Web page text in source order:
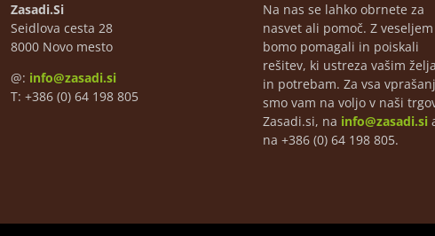
Zasadi.Si
Seidlova cesta 28
8000 Novo mesto
@: info@zasadi.si
T: +386 (0) 64 198 805
Na nas se lahko obrnete za
nasvet ali pomoč. Z
bomo pomagali in poiskali
rešitev, ki ustreza vašim
in potrebam. Za vsa
smo vam na voljo v naši
Zasadi.si, na info@zasadi.si
na +386 (0) 64 198 805.